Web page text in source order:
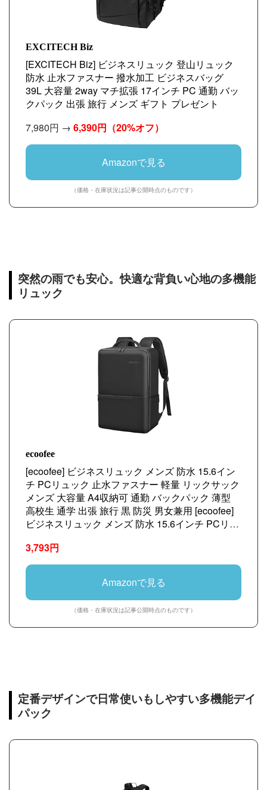
EXCITECH Biz
[EXCITECH Biz] ビジネスリュック 登山リュック
防水 止水ファスナー 撥水加工 ビジネスバッグ
39L 大容量 2way マチ拡張 17インチ PC 通勤 バッ
クパック 出張 旅行 メンズ ギフト プレゼント
7,980円 → 6,390円 （20%オフ）
Amazonで見る
（価格・在庫状況は記事公開時点のものです）
突然の雨でも安心。快適な背負い心地の多機能
リュック
ecoofee
[ecoofee] ビジネスリュック メンズ 防水 15.6イン
チ PCリュック 止水ファスナー 軽量 リックサック
メンズ 大容量 A4収納可 通勤 バックパック 薄型
高校生 通学 出張 旅行 黒 防災 男女兼用 [ecoofee]
ビジネスリュック メンズ 防水 15.6インチ PCリュ
容量 A4収納可 通勤 バックパック 薄型 高校生 通
学 出張 旅行 黒 防災 男女兼用 黒
3,793円
Amazonで見る
（価格・在庫状況は記事公開時点のものです）
定番デザインで日常使いもしやすい多機能デイ
パック